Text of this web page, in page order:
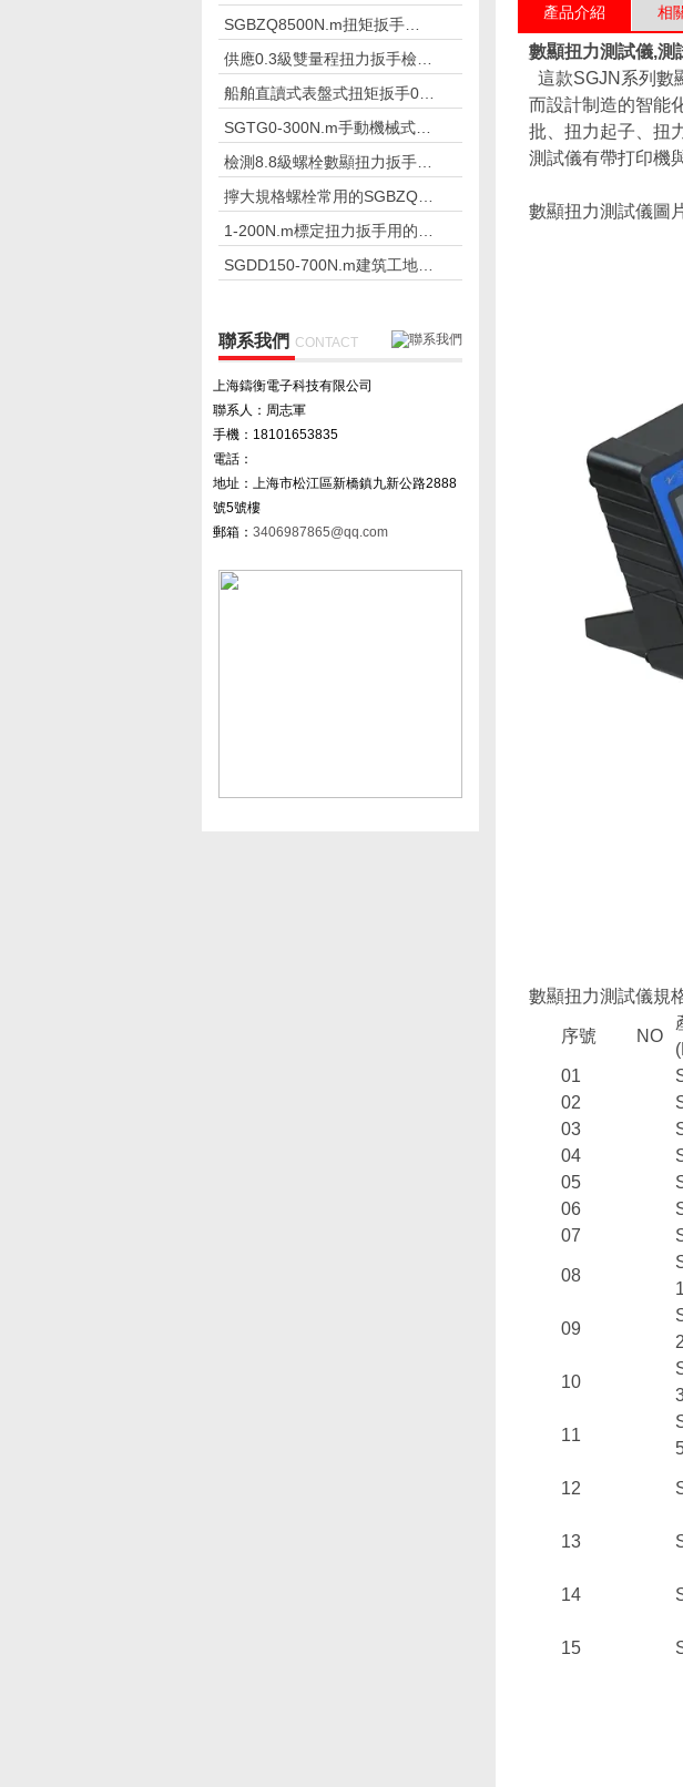
SGBZQ8500N.m扭矩扳手倍增器 放大扳手扭矩
供應0.3級雙量程扭力扳手檢定儀500N.m
船舶直讀式表盤式扭矩扳手0-50N.m
SGTG0-300N.m手動機械式預置扭矩扳手修車
檢測8.8級螺栓數顯扭力扳手2.8-1800N.m
擰大規格螺栓常用的SGBZQ扭矩扳手倍增器
1-200N.m標定扭力扳手用的扭矩扳手檢定儀
SGDD150-700N.m建筑工地電動定扭力扳手
聯系我們 CONTACT
上海鑄衡電子科技有限公司
聯系人：周志軍
手機：18101653835
電話：
地址：上海市松江區新橋鎮九新公路2888
號5號樓
郵箱： 3406987865@qq.com
產品介紹 相
數顯扭力測試儀,測
這款SGJN系列數
而設計制造的智能
批、扭力起子、扭
測試儀有帶打印機
數顯扭力測試儀圖
數顯扭力測試儀規
序號 NO
01
02
03
04
05
06
07
08
09
10
11
12
13
14
15